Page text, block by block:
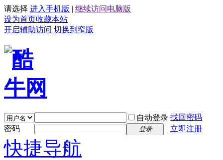
请选择 进入手机版 | 继续访问电脑版
设为首页收藏本站
开启辅助访问 切换到窄版
自动登录 找回密码
密码
登录 立即注册
快捷导航